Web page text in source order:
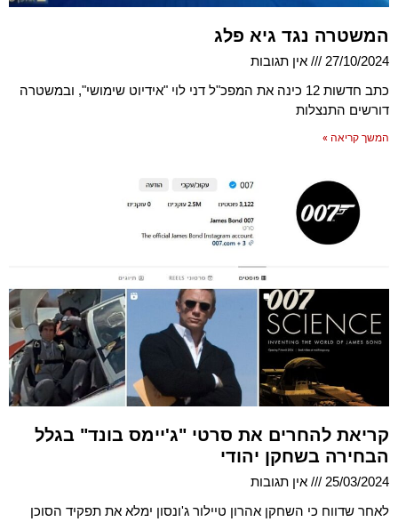
המשטרה נגד גיא פלג
27/10/2024
אין תגובות
כתב חדשות 12 כינה את המפכ"ל דני לוי "אידיוט שימושי", ובמשטרה
דורשים התנצלות
המשך קריאה »
קריאת להחרים את סרטי "ג'יימס בונד" בגלל
הבחירה בשחקן יהודי
25/03/2024
אין תגובות
לאחר שדווח כי השחקן אהרון טיילור ג'ונסון ימלא את תפקיד הסוכן